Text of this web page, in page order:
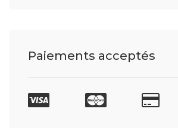
Paiements acceptés